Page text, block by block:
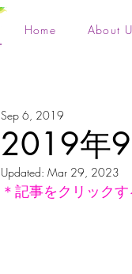
Home About
2019年9
Sep 6, 2019
Updated: Mar 29, 2023
＊記事をクリック